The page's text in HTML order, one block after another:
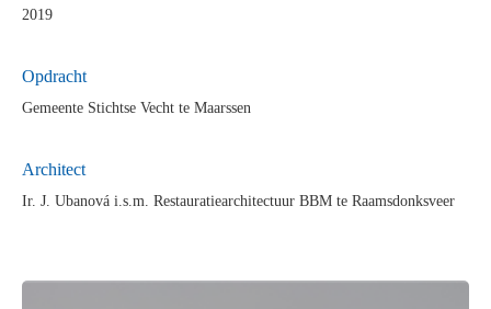
2019
Opdracht
Gemeente Stichtse Vecht te Maarssen
Architect
Ir. J. Ubanová i.s.m. Restauratiearchitectuur BBM te Raamsdonksveer